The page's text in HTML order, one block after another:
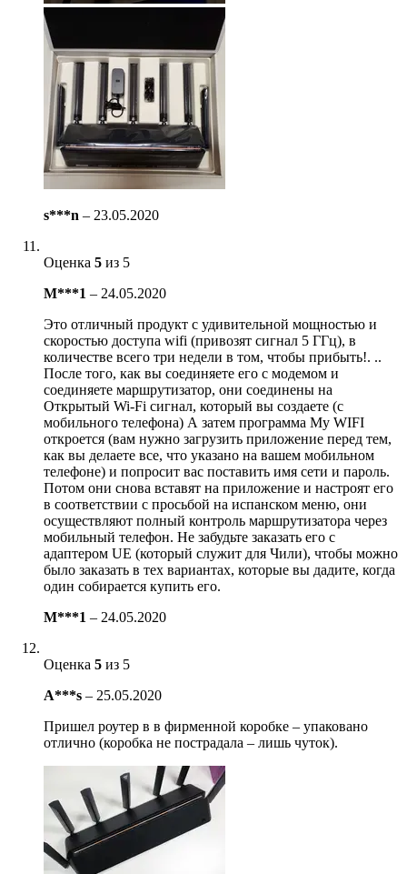
s***n – 23.05.2020
Оценка 5 из 5
M***1 – 24.05.2020
Это отличный продукт с удивительной мощностью и
скоростью доступа wifi (привозят сигнал 5 ГГц), в
количестве всего три недели в том, чтобы прибыть!. ..
После того, как вы соединяете его с модемом и
соединяете маршрутизатор, они соединены на
Открытый Wi-Fi сигнал, который вы создаете (с
мобильного телефона) А затем программа My WIFI
откроется (вам нужно загрузить приложение перед тем,
как вы делаете все, что указано на вашем мобильном
телефоне) и попросит вас поставить имя сети и пароль.
Потом они снова вставят на приложение и настроят его
в соответствии с просьбой на испанском меню, они
осуществляют полный контроль маршрутизатора через
мобильный телефон. Не забудьте заказать его с
адаптером UE (который служит для Чили), чтобы можно
было заказать в тех вариантах, которые вы дадите, когда
один собирается купить его.
M***1 – 24.05.2020
Оценка 5 из 5
A***s – 25.05.2020
Пришел роутер в в фирменной коробке – упаковано
отлично (коробка не пострадала – лишь чуток).